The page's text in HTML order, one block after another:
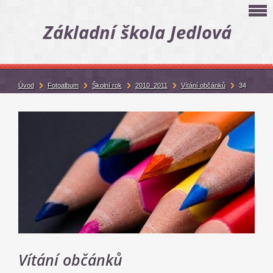
Základní škola Jedlová
Vítání občánků
Úvod Fotoalbum Školní rok 2010_2011 Vítání občánků 34